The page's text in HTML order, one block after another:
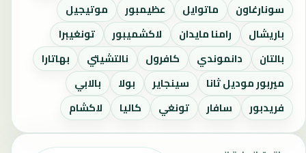
سونارغاون
ماتوايل عظيمبور
موتيجيل
باريشال
رامنا مايدان لاكشميبور
تونغيبرا
بالتان
دانموندي كافرول نالتشيتي
بهاتارا
ميربور موديل ثانا
سينجاير بولا
بالابي
فريدبور
سافار تونغي كاليا لاكشام